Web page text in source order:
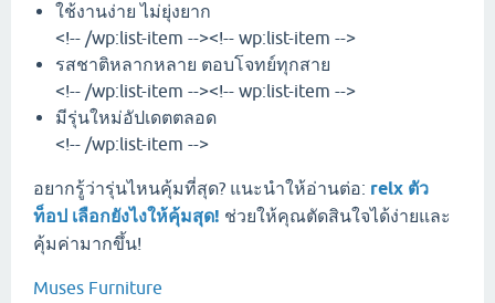
ใช้งานง่าย ไม่ยุ่งยาก
<!-- /wp:list-item --><!-- wp:list-item -->
รสชาติหลากหลาย ตอบโจทย์ทุกสาย
<!-- /wp:list-item --><!-- wp:list-item -->
มีรุ่นใหม่อัปเดตตลอด
<!-- /wp:list-item -->
อยากรู้ว่ารุ่นไหนคุ้มที่สุด? แนะนำให้อ่านต่อ: relx ตัว
ท็อป เลือกยังไงให้คุ้มสุด! ช่วยให้คุณตัดสินใจได้ง่ายและ
คุ้มค่ามากขึ้น!
Muses Furniture